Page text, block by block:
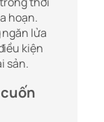
hoạn.
lửa
kiện
sản.